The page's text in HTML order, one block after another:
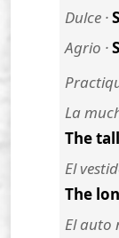
Dulce ·
Agrio ·
La
The
El
The
El auto